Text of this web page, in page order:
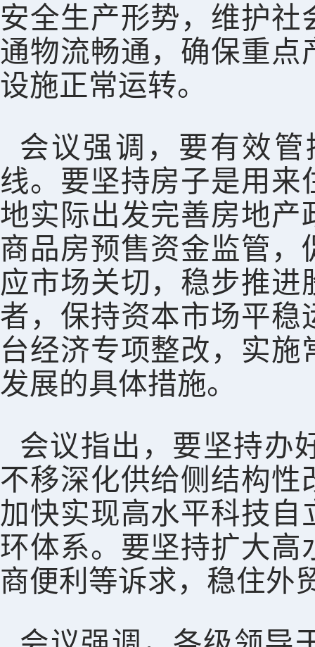
安全生产形势，维护
通物流畅通，确保重
设施正常运转。
会议强调，要有效
线。要坚持房子是用
地实际出发完善房地
商品房预售资金监管
应市场关切，稳步推
者，保持资本市场平
台经济专项整改，实
发展的具体措施。
会议指出，要坚持办
不移深化供给侧结构
加快实现高水平科技
环体系。要坚持扩大
商便利等诉求，稳住外